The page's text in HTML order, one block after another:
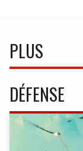
PLUS
DÉFENSE